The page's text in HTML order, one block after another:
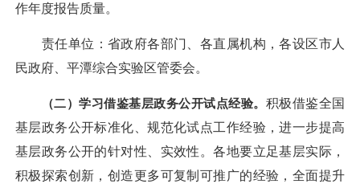
作年度报告质量。
责任单位：省政府各部门、各直属机构，各设区市人
民政府、平潭综合实验区管委会。
（二）学习借鉴基层政务公开试点经验。 积极借鉴全国
基层政务公开标准化、规范化试点工作经验，进一步提高
基层政务公开的针对性、实效性。各地要立足基层实际，
积极探索创新，创造更多可复制可推广的经验，全面提升